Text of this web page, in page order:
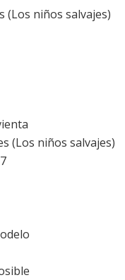
(Los niños salvajes)
(Los niños salvajes)